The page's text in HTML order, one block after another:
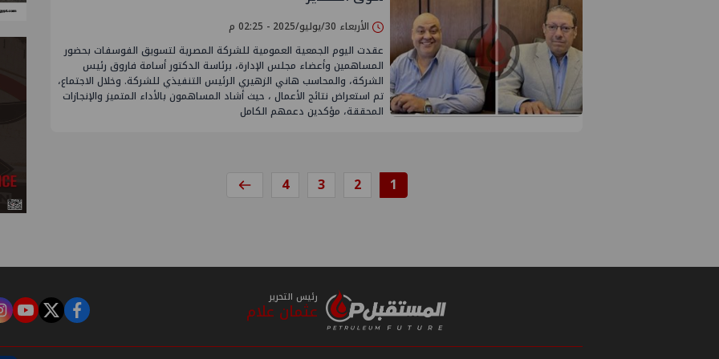
الأربعاء 30/يوليو/2025 - 02:25 م
عقدت اليوم الجمعية العمومية للشركة المصرية لتسويق الفوسفات بحضور
المساهمين وأعضاء مجلس الإدارة، برئاسة الدكتور أسامة فاروق رئيس
الشركة، والمحاسب هاني الزهيري الرئيس التنفيذي للشركة. وخلال الاجتماع،
تم استعراض نتائج الأعمال ، حيث أشاد المساهمون بالأداء المتميز والإنجازات
المحققة، مؤكدين دعمهم الكامل
1
2
3
4
رئيس التحرير
عثمان علام facebook
twitter